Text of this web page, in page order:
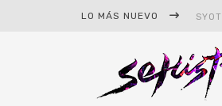
LO MÁS NUEVO